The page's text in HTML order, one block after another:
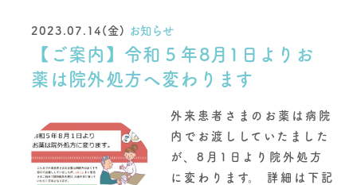
2023.07.14(金) お知らせ
【ご案内】令和５年8月1日よりお
薬は院外処方へ変わります
外来患者さまのお薬は病院
内でお渡ししていたました
が、8月1日より院外処方
に変わります。 詳細は下記